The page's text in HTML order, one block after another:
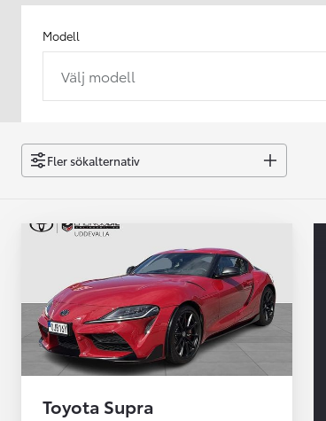
Från 238 900 kr
Easy Billån
GR Yaris
BENSIN
Modell
Välj modell
Fler sökalternativ
Toyota Supra